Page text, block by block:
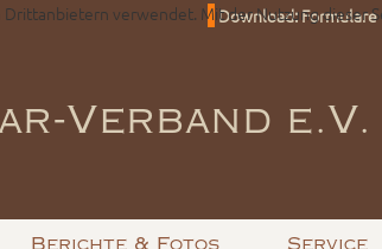
Download: Formulare
Verband e.V.
Berichte & Fotos Service
verwendet. Mit der Nutzung dieser